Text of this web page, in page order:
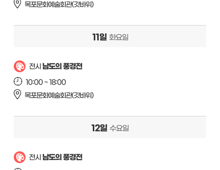
목포문화예술회관(갓바위)
11일 화요일
전시 남도의 풍경전
10:00 ~ 18:00
목포문화예술회관(갓바위)
12일 수요일
전시 남도의 풍경전